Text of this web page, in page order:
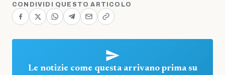
CONDIVIDI QUESTO ARTICOLO
Le notizie come questa arrivano prima su